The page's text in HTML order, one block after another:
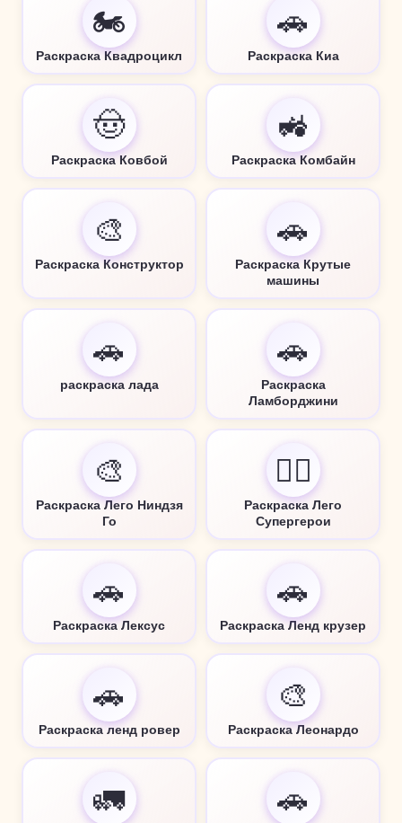
🏍️
Раскраска Квадроцикл
🚗
Раскраска Киа
🤠
Раскраска Ковбой
🚜
Раскраска Комбайн
🎨
Раскраска Конструктор
🚗
Раскраска Крутые
машины
🚗
раскраска лада
🚗
Раскраска
Ламборджини
🎨
Раскраска Лего Ниндзя
Го
🦸‍♂️
Раскраска Лего
Супергерои
🚗
Раскраска Лексус
🚗
Раскраска Ленд крузер
🚗
Раскраска ленд ровер
🎨
Раскраска Леонардо
🚛 🚗